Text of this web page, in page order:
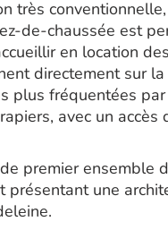
très
de-chaussée est
en location
directement sur
plus fréquentées
avec un
premier ensemble
présentant une